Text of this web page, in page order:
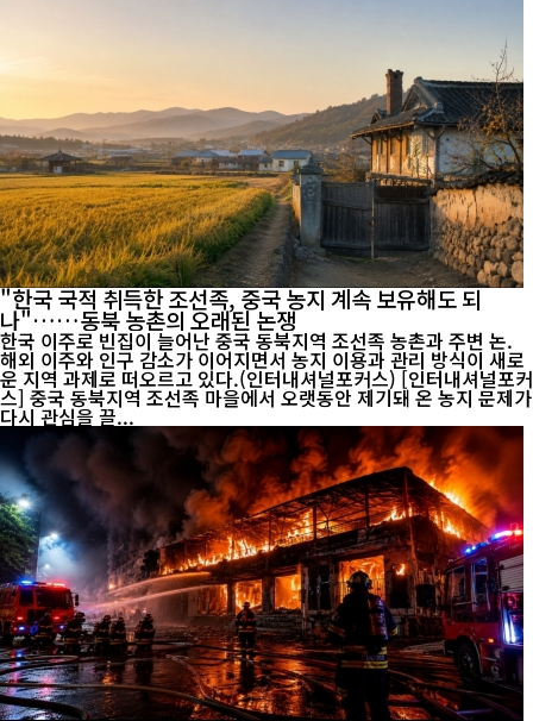
"한국 국적 취득한 조선족, 중국 농지 계속 보유해도 되
나"……동북 농촌의 오래된 논쟁
한국 이주로 빈집이 늘어난 중국 동북지역 조선족 농촌과 주변 논.
해외 이주와 인구 감소가 이어지면서 농지 이용과 관리 방식이 새로
운 지역 과제로 떠오르고 있다.(인터내셔널포커스) [인터내셔널포커
스] 중국 동북지역 조선족 마을에서 오랫동안 제기돼 온 농지 문제가
다시 관심을 끌...